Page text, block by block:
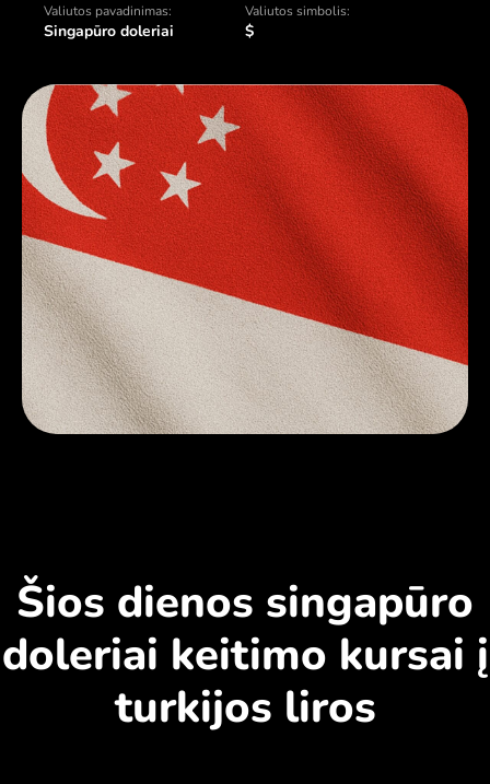
Valiutos pavadinimas:
Singapūro doleriai
Valiutos simbolis:
$
Šios dienos singapūro
doleriai keitimo kursai į
turkijos liros